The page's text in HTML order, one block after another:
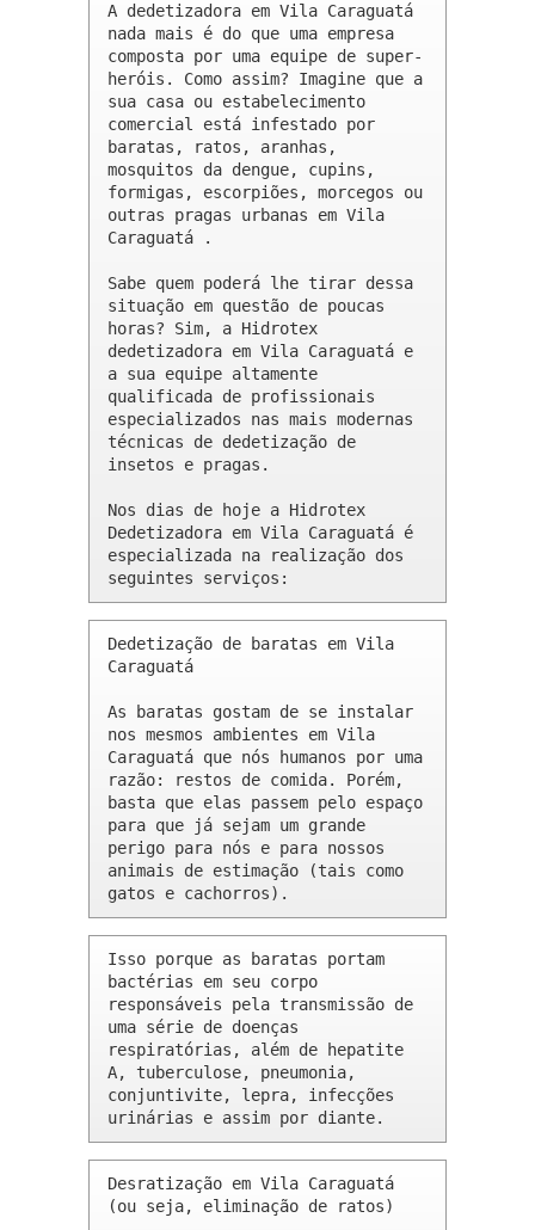
A dedetizadora em Vila Caraguatá
nada mais é do que uma empresa
composta por uma equipe de super-
heróis. Como assim? Imagine que a
sua casa ou estabelecimento
comercial está infestado por
baratas, ratos, aranhas,
mosquitos da dengue, cupins,
formigas, escorpiões, morcegos ou
outras pragas urbanas em Vila
Caraguatá .
Sabe quem poderá lhe tirar dessa
situação em questão de poucas
horas? Sim, a Hidrotex
dedetizadora em Vila Caraguatá e
a sua equipe altamente
qualificada de profissionais
especializados nas mais modernas
técnicas de dedetização de
insetos e pragas.
Nos dias de hoje a Hidrotex
Dedetizadora em Vila Caraguatá é
especializada na realização dos
seguintes serviços:
Dedetização de baratas em Vila
Caraguatá
As baratas gostam de se instalar
nos mesmos ambientes em Vila
Caraguatá que nós humanos por uma
razão: restos de comida. Porém,
basta que elas passem pelo espaço
para que já sejam um grande
perigo para nós e para nossos
animais de estimação (tais como
gatos e cachorros).
Isso porque as baratas portam
bactérias em seu corpo
responsáveis pela transmissão de
uma série de doenças
respiratórias, além de hepatite
A, tuberculose, pneumonia,
conjuntivite, lepra, infecções
urinárias e assim por diante.
Desratização em Vila Caraguatá
(ou seja, eliminação de ratos)